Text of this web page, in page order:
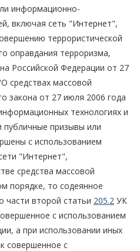
информационно-
включая сеть "Интернет",
террористической
оправдания терроризма,
Российской Федерации от 27
средствах массовой
закона от 27 июля 2006 года
технологиях и
призывы или
с использованием
"Интернет",
средства массовой
порядке, то содеянное
части второй статьи 205.2 УК
с использованием
а при использовании иных
совершенное с